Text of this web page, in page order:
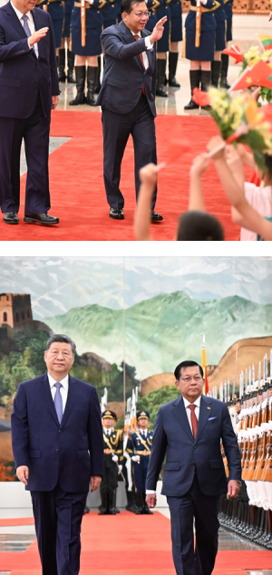
一纸欠条伤亲情 巡回调解促和解..
法徽映军营 权益有保障